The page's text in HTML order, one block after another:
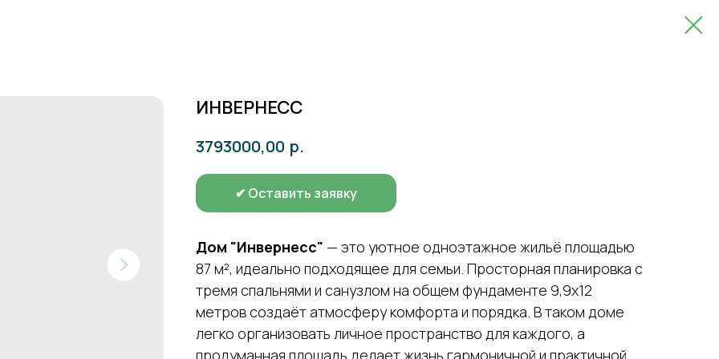
ИНВЕРНЕСС
3793000,00 р.
✔ Оставить заявку
Дом "Инвернесс" — это уютное одноэтажное жильё площадью
87 м², идеально подходящее для семьи. Просторная планировка с
тремя спальнями и санузлом на общем фундаменте 9,9х12
метров создаёт атмосферу комфорта и порядка. В таком доме
легко организовать личное пространство для каждого, а
продуманная площадь делает жизнь гармоничной и практичной